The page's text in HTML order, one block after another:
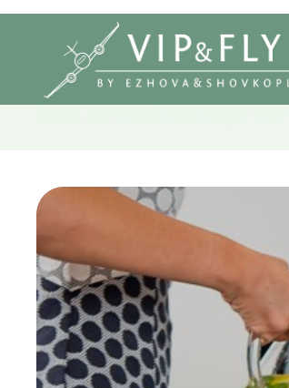
Ваш личный эксперт по